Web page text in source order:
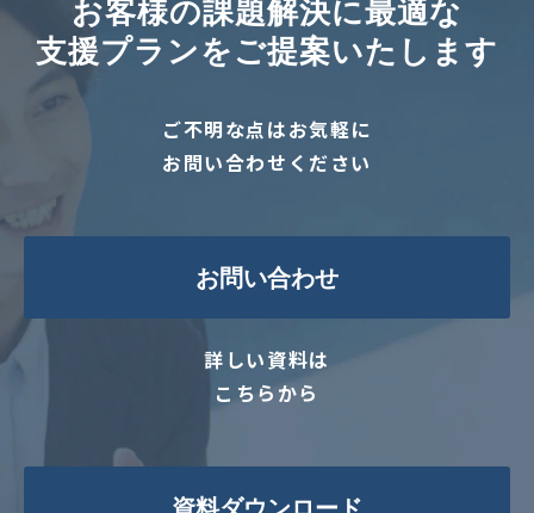
お客様の課題解決に最適な
支援プランをご提案いたします
ご不明な点はお気軽に
お問い合わせください
お問い合わせ
詳しい資料は
こちらから